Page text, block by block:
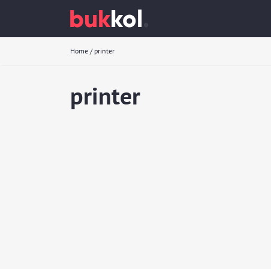
Home / printer
printer